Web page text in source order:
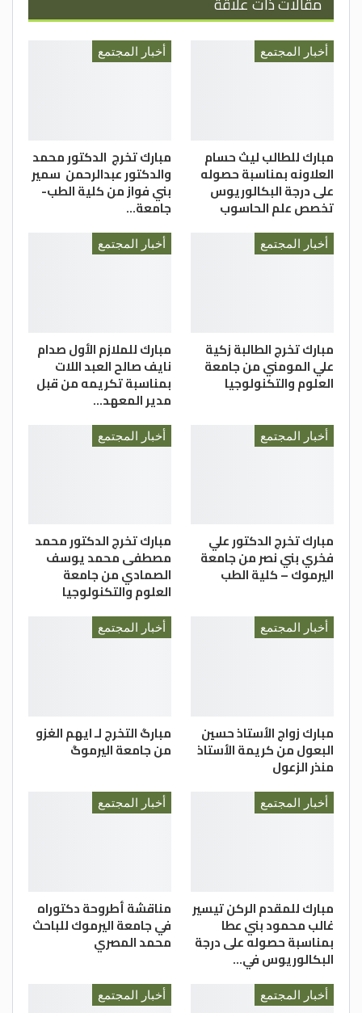
أخبار المجتمع
مبارك للطالب ليث حسام
العلاونه بمناسبة حصوله
على درجة البكالوريوس
تخصص علم الحاسوب
أخبار المجتمع
مبارك تخرج الدكتور محمد
والدكتور عبدالرحمن سمير
بني فواز من كلية الطب-
جامعة…
أخبار المجتمع
مبارك تخرج الطالبة زكية
علي المومني من جامعة
العلوم والتكنولوجيا
أخبار المجتمع
مبارك للملازم الأول صدام
نايف صالح العبد اللات
بمناسبة تكريمه من قبل
مدير المعهد…
أخبار المجتمع
مبارك تخرج الدكتور علي
فخري بني نصر من جامعة
اليرموك – كلية الطب
أخبار المجتمع
مبارك تخرج الدكتور محمد
مصطفى محمد يوسف
الصمادي من جامعة
العلوم والتكنولوجيا
أخبار المجتمع
مبارك زواج الأستاذ حسين
البعول من كريمة الأستاذ
منذر الزعول
أخبار المجتمع
مبارگ التخرج لـ ايهم الغزو
من جامعة اليرموگ
أخبار المجتمع
مبارك للمقدم الركن تيسير
غالب محمود بني عطا
بمناسبة حصوله على درجة
البكالوريوس في…
أخبار المجتمع
مناقشة أطروحة دكتوراه
في جامعة اليرموك للباحث
محمد المصري
أخبار المجتمع أخبار المجتمع